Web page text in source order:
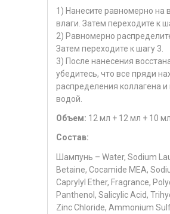
1) Нанесите равномерно на
влаги. Затем переходите к
2) Равномерно
Затем переходите к шагу 3.
3) После нанесения
убедитесь, что все пряди
распределения коллагена
водой.
Объем: 12 мл + 12 мл + 10
Состав:
Шампунь – Water, Sodium
Betaine, Cocamide MEA,
Caprylyl Ether, Fragrance,
Panthenol, Salicylic Acid,
Zinc Chloride, Ammonium